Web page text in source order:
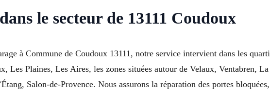
le secteur de 13111 Coudoux
à Commune de Coudoux 13111, notre service intervient dans les
Les Plaines, Les Aires, les zones situées autour de Velaux, Ventabren,
Salon-de-Provence. Nous assurons la réparation des portes